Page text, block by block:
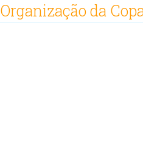
Organização da